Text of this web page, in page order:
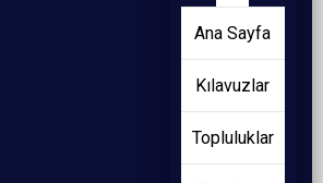
Ana Sayfa
Kılavuzlar
Topluluklar